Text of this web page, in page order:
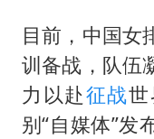
目前，中国女
训备战，队伍
力以赴征战
别“自媒体”发